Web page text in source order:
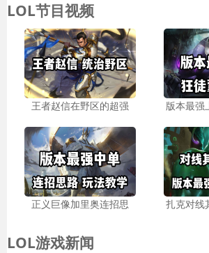
LOL节目视频
王者赵信在野区的超强 版本最强
正义巨像加里奥连招思 扎克对线
LOL游戏新闻